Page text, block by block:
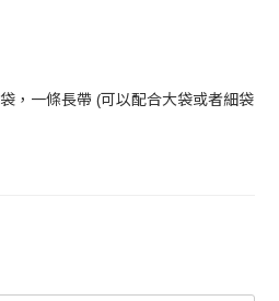
，一條長帶 (可以配合大袋或者細袋